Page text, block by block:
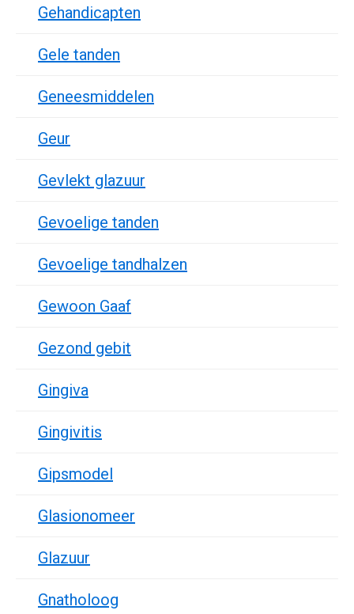
Gehandicapten
Gele tanden
Geneesmiddelen
Geur
Gevlekt glazuur
Gevoelige tanden
Gevoelige tandhalzen
Gewoon Gaaf
Gezond gebit
Gingiva
Gingivitis
Gipsmodel
Glasionomeer
Glazuur
Gnatholoog